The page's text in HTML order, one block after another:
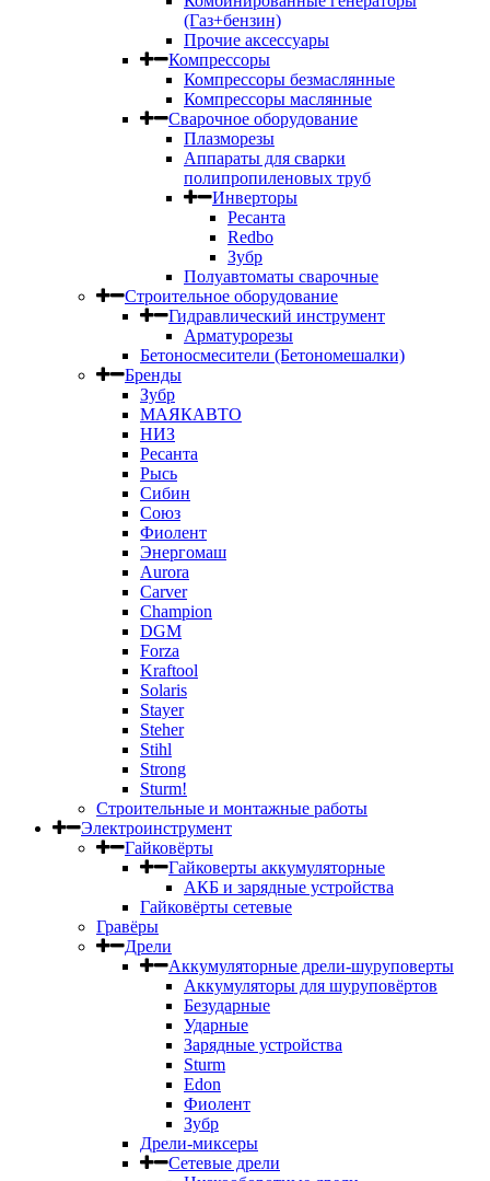
(Газ+бензин)
Прочие аксессуары
Компрессоры
Компрессоры безмаслянные
Компрессоры маслянные
Сварочное оборудование
Плазморезы
Аппараты для сварки
полипропиленовых труб
Инверторы
Ресанта
Redbo
Зубр
Полуавтоматы сварочные
Строительное оборудование
Гидравлический инструмент
Арматурорезы
Бетоносмесители (Бетономешалки)
Бренды
Зубр
МАЯКАВТО
НИЗ
Ресанта
Рысь
Сибин
Союз
Фиолент
Энергомаш
Aurora
Carver
Champion
DGM
Forza
Kraftool
Solaris
Stayer
Steher
Stihl
Strong
Sturm!
Строительные и монтажные работы
Электроинструмент
Гайковёрты
Гайковерты аккумуляторные
АКБ и зарядные устройства
Гайковёрты сетевые
Гравёры
Дрели
Аккумуляторные дрели-шуруповерты
Аккумуляторы для шуруповёртов
Безударные
Ударные
Зарядные устройства
Sturm
Edon
Фиолент
Зубр
Дрели-миксеры
Сетевые дрели